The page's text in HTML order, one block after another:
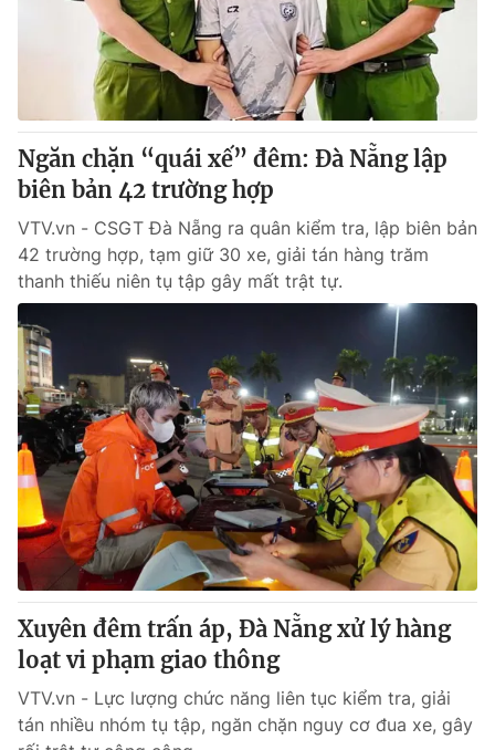
Ngăn chặn “quái xế” đêm: Đà Nẵng lập
biên bản 42 trường hợp
VTV.vn - CSGT Đà Nẵng ra quân kiểm tra, lập biên bản
42 trường hợp, tạm giữ 30 xe, giải tán hàng trăm
thanh thiếu niên tụ tập gây mất trật tự.
Xuyên đêm trấn áp, Đà Nẵng xử lý hàng
loạt vi phạm giao thông
VTV.vn - Lực lượng chức năng liên tục kiểm tra, giải
tán nhiều nhóm tụ tập, ngăn chặn nguy cơ đua xe, gây